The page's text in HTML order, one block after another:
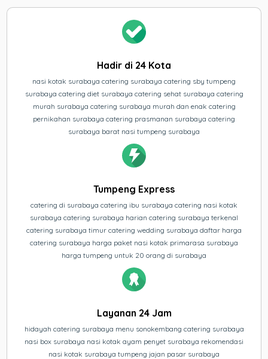
Hadir di 24 Kota
nasi kotak surabaya catering surabaya catering sby tumpeng
surabaya catering diet surabaya catering sehat surabaya catering
murah surabaya catering surabaya murah dan enak catering
pernikahan surabaya catering prasmanan surabaya catering
surabaya barat nasi tumpeng surabaya
Tumpeng Express
catering di surabaya catering ibu surabaya catering nasi kotak
surabaya catering surabaya harian catering surabaya terkenal
catering surabaya timur catering wedding surabaya daftar harga
catering surabaya harga paket nasi kotak primarasa surabaya
harga tumpeng untuk 20 orang di surabaya
Layanan 24 Jam
hidayah catering surabaya menu sonokembang catering surabaya
nasi box surabaya nasi kotak ayam penyet surabaya rekomendasi
nasi kotak surabaya tumpeng jajan pasar surabaya